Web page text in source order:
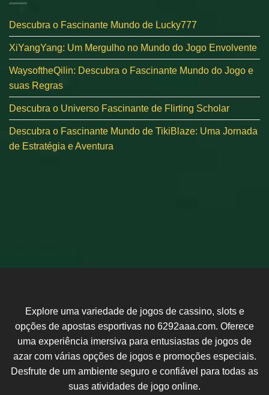
Descubra o Fascinante Mundo de Lucky777
XiYangYang: Um Mergulho no Mundo do Jogo Envolvente
WaysoftheQilin: Descubra o Fascinante Mundo do Jogo e
suas Regras
Descubra o Universo Fascinante de Flirting Scholar
Descubra o Fascinante Mundo de TikiBlaze: Uma Jornada
de Estratégia e Aventura
Explore uma variedade de jogos de cassino, slots e
opções de apostas esportivas no 6292aaa.com. Oferece
uma experiência imersiva para entusiastas de jogos de
azar com várias opções de jogos e promoções especiais.
Desfrute de um ambiente seguro e confiável para todas as
suas atividades de jogo online.